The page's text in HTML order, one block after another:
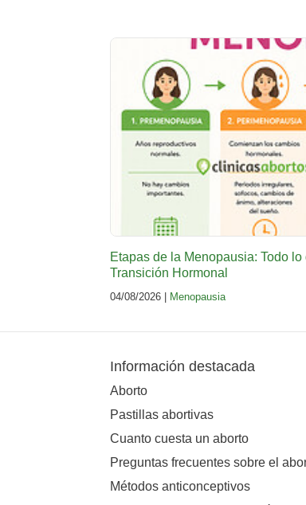
Etapas de la Menopausia: Todo
Transición Hormonal
04/08/2026 | Menopausia
Información destacada
Aborto
Pastillas abortivas
Cuanto cuesta un aborto
Preguntas frecuentes sobre el
Métodos anticonceptivos